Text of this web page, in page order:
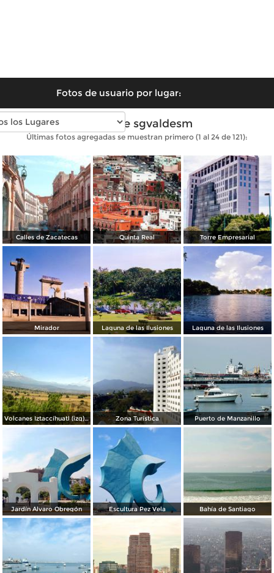
Fotos de usuario por lugar:
Fotos de sgvaldesm
Últimas fotos agregadas se muestran primero (1 al 24 de 121):
Calles de Zacatecas Quinta Real Torre Empresarial
Mirador Laguna de las Ilusiones Laguna de las Ilusiones
Volcanes Iztaccíhuatl (izq) y Popocatépetl (der) Zona Turística Puerto de Manzanillo
Jardín Álvaro Obregón Escultura Pez Vela Bahía de Santiago